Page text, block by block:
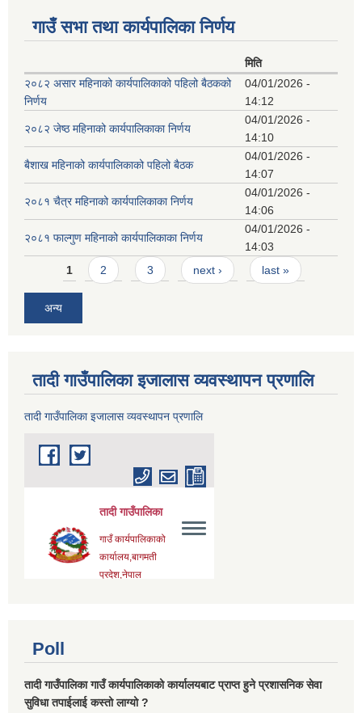
गाउँ सभा तथा कार्यपालिका निर्णय
मिति
२०८२ असार महिनाको कार्यपालिकाको पहिलो बैठकको
निर्णय
04/01/2026 -
14:12
२०८२ जेष्ठ महिनाको कार्यपालिकाका निर्णय
04/01/2026 -
14:10
बैशाख महिनाको कार्यपालिकाको पहिलो बैठक
04/01/2026 -
14:07
२०८१ चैत्र महिनाको कार्यपालिकाका निर्णय
04/01/2026 -
14:06
२०८१ फाल्गुण महिनाको कार्यपालिकाका निर्णय
04/01/2026 -
14:03
Pages
1 2 3 next › last »
अन्य
तादी गाउँपालिका इजालास व्यवस्थापन प्रणालि
तादी गाउँपालिका इजालास व्यवस्थापन प्रणालि
Poll
तादी गाउँपालिका गाउँ कार्यपालिकाको कार्यालयबाट प्राप्त हुने प्रशासनिक सेवा
सुविधा तपाईलाई कस्तो लाग्यो ?